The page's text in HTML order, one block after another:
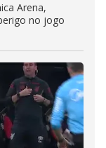
Arena,
no jogo